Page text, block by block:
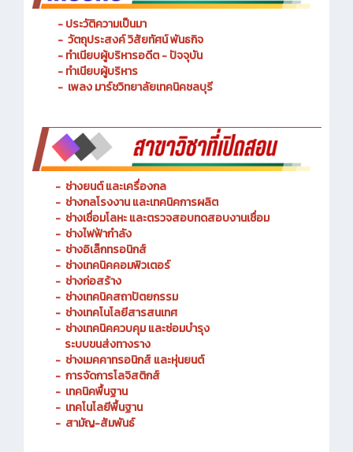
- ประวัติความเป็นมา
- วัตถุประสงค์ วิสัยทัศน์ พันธกิจ
- ทำเนียบผู้บริหารอดีต - ปัจจุบัน
- ทำเนียบผู้บริหาร
- ช่างยนต์ และเครื่องกล
- ช่างกลโรงงาน และเทคนิคการผลิต
- ช่างเชื่อมโลหะ และตรวจสอบทดสอบงานเชื่อม
- ช่างไฟฟ้ากำลัง
- ช่างอิเล็กทรอนิกส์
- ช่างเทคนิคคอมพิวเตอร์
- ช่างก่อสร้าง
- ช่างเทคนิคสถาปัตยกรรม
- ช่างเทคโนโลยีสารสนเทศ
ช่างเทคนิคควบคุม และซ่อมบำรุง
ระบบขนส่งทางราง
- ช่างเมคคาทรอนิกส์ และหุ่นยนต์
- การจัดการโลจิสติกส์
- เทคนิคพื้นฐาน
- เทคโนโลยีพื้นฐาน